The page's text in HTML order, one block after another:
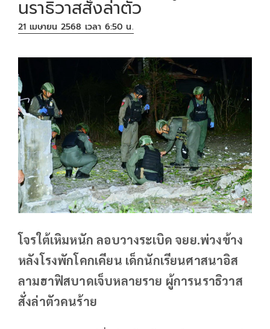
นราธิวาสสั่งล่าตัว
21 เมษายน 2568 เวลา 6:50 น.
โจรใต้เหิมหนัก ลอบวางระเบิด จยย.พ่วงข้าง
หลังโรงพักโคกเคียน เด็กนักเรียนศาสนาอิส
ลามฮาฟิสบาดเจ็บหลายราย ผู้การนราธิวาส
สั่งล่าตัวคนร้าย